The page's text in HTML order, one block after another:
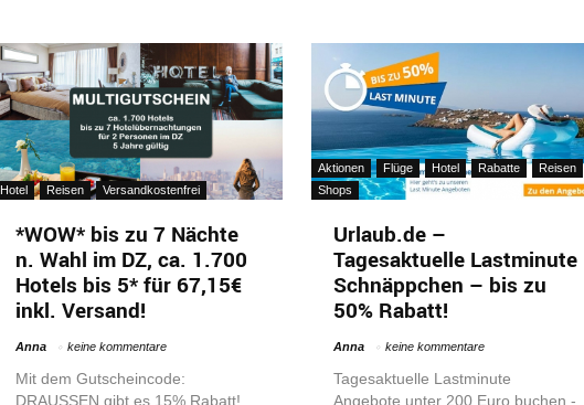
Hotel Reisen Versandkostenfrei
*WOW* bis zu 7 Nächte
n. Wahl im DZ, ca. 1.700
Hotels bis 5* für 67,15€
inkl. Versand!
Anna keine kommentare
Mit dem Gutscheincode:
DRAUSSEN gibt es 15% Rabatt!
Aktionen Flüge Hotel Rabatte
Reisen
Shops
Urlaub.de –
Tagesaktuelle Lastminute
Schnäppchen – bis zu
50% Rabatt!
Anna keine kommentare
Tagesaktuelle Lastminute
Angebote unter 200 Euro buchen -